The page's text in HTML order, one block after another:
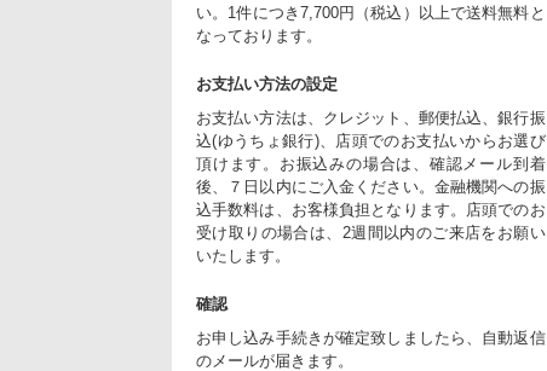
い。1件につき7,700円（税込）以上で送料無料と
なっております。
お支払い方法の設定
お支払い方法は、クレジット、郵便払込、銀行振
込(ゆうちょ銀行)、店頭でのお支払いからお選び
頂けます。お振込みの場合は、確認メール到着
後、７日以内にご入金ください。金融機関への振
込手数料は、お客様負担となります。店頭でのお
受け取りの場合は、2週間以内のご来店をお願い
いたします。
確認
お申し込み手続きが確定致しましたら、自動返信
のメールが届きます。